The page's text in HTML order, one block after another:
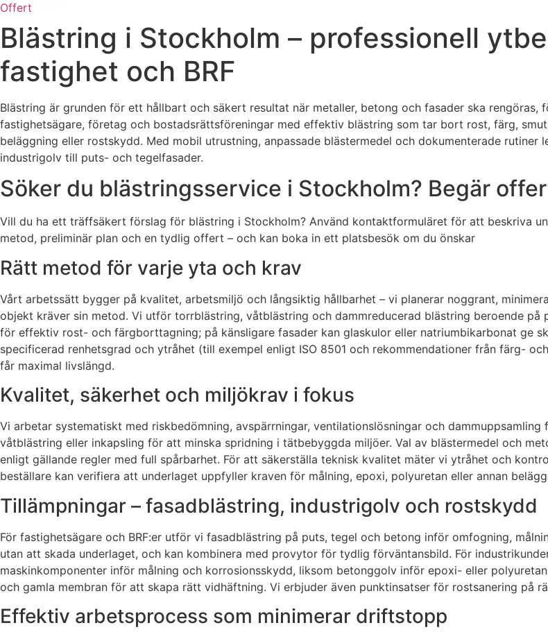
Offert
Blästring i Stockholm – professionell
fastighet och BRF
Blästring är grunden för ett hållbart och säkert resultat när metaller, betong och fasader ska rengöras,
fastighetsägare, företag och bostadsrättsföreningar med effektiv blästring som tar bort rost, färg,
beläggning eller rostskydd. Med mobil utrustning, anpassade blästermedel och dokumenterade
industrigolv till puts- och tegel­fasader.
Söker du blästringsservice i Stockholm? Begär
Vill du ha ett träffsäkert förslag för blästring i Stockholm? Använd kontaktformuläret för att beskriva
metod, preliminär plan och en tydlig offert – och kan boka in ett platsbesök om du önskar
Rätt metod för varje yta och krav
Vårt arbetssätt bygger på kvalitet, arbetsmiljö och långsiktig hållbarhet – vi planerar noggrant,
objekt kräver sin metod. Vi utför torrblästring, våtblästring och dammreducerad blästring beroende
för effektiv rost- och färgborttagning; på känsligare fasader kan glaskulor eller natriumbikarbonat ge
specificerad renhetsgrad och ytråhet (till exempel enligt ISO 8501 och rekommendationer från färg-
får maximal livslängd.
Kvalitet, säkerhet och miljökrav i fokus
Vi arbetar systematiskt med riskbedömning, avspärrningar, ventilationslösningar och
våtblästring eller inkapsling för att minska spridning i tätbebyggda miljöer. Val av blästermedel och
enligt gällande regler med full spårbarhet. För att säkerställa teknisk kvalitet mäter vi ytråhet och
beställare kan verifiera att underlaget uppfyller kraven för målning, epoxi, polyuretan eller annan
Tillämpningar – fasadblästring, industrigolv och rostskydd
För fastighetsägare och BRF:er utför vi fasadblästring på puts, tegel och betong inför omfogning,
utan att skada underlaget, och kan kombinera med provytor för tydlig förväntansbild. För
maskinkomponenter inför målning och korrosionsskydd, liksom betonggolv inför epoxi- eller
och gamla membran för att skapa rätt vidhäftning. Vi erbjuder även punktinsatser för rostsanering på
Effektiv arbetsprocess som minimerar driftstopp